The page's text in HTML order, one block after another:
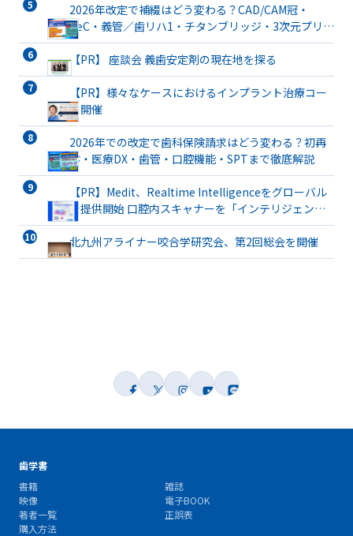
2026年改定で補綴はどう変わる？CAD/CAM冠・
TeC・義管／歯リハ1・チタンブリッジ・3次元プリン
ト有床義歯まで詳解
【PR】 座談会 義歯安定剤の現在地を探る
【PR】様々なケースにおけるインプラント治療コー
ス開催
2026年での改定で歯科保険請求はどう変わる？初再
診・医療DX・歯管・口腔機能・SPTまで徹底解説
【PR】Medit、Realtime Intelligenceをグローバル
で提供開始 口腔内スキャナーを「インテリジェント
な臨床パートナー」へと進化
北九州アライナー咬合学研究会、第2回総会を開催
歯学書
書籍
雑誌
映像
電子BOOK
著者一覧
正誤表
購入方法